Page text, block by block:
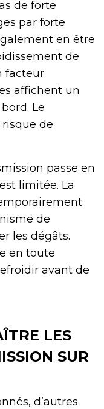
de forte
par forte
en être
de
facteur
affichent un
Le
risque de
passe en
limitée. La
de
les dégâts.
en toute
avant de
LES
SUR
d’autres